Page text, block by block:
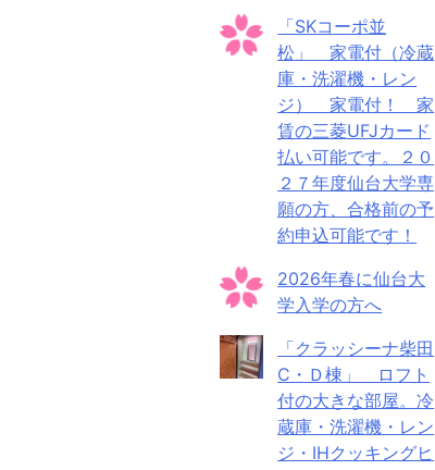
「SKコーポ並
松」 家電付（冷蔵
庫・洗濯機・レン
ジ） 家電付！ 家
賃の三菱UFJカード
払い可能です。２０
２７年度仙台大学専
願の方、合格前の予
約申込可能です！
2026年春に仙台大
学入学の方へ
「クラッシーナ柴田
C・Ｄ棟」 ロフト
付の大きな部屋。冷
蔵庫・洗濯機・レン
ジ・IHクッキングヒ